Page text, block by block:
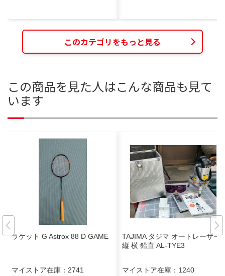
このカテゴリをもっと見る
この商品を見た人はこんな商品も見て
います
ラケット G Astrox 88 D GAME
マイストア在庫： 2741
TAJIMA タジマ オートレーザー
縦 横 鉛直 AL-TYE3
マイストア在庫： 1240